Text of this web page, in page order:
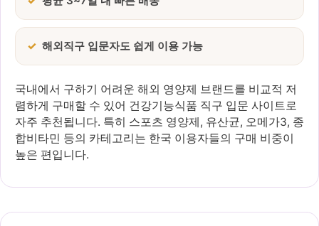
해외직구 입문자도 쉽게 이용 가능
국내에서 구하기 어려운 해외 영양제 브랜드를 비교적 저
렴하게 구매할 수 있어 건강기능식품 직구 입문 사이트로
자주 추천됩니다. 특히 스포츠 영양제, 유산균, 오메가3, 종
합비타민 등의 카테고리는 한국 이용자들의 구매 비중이
높은 편입니다.